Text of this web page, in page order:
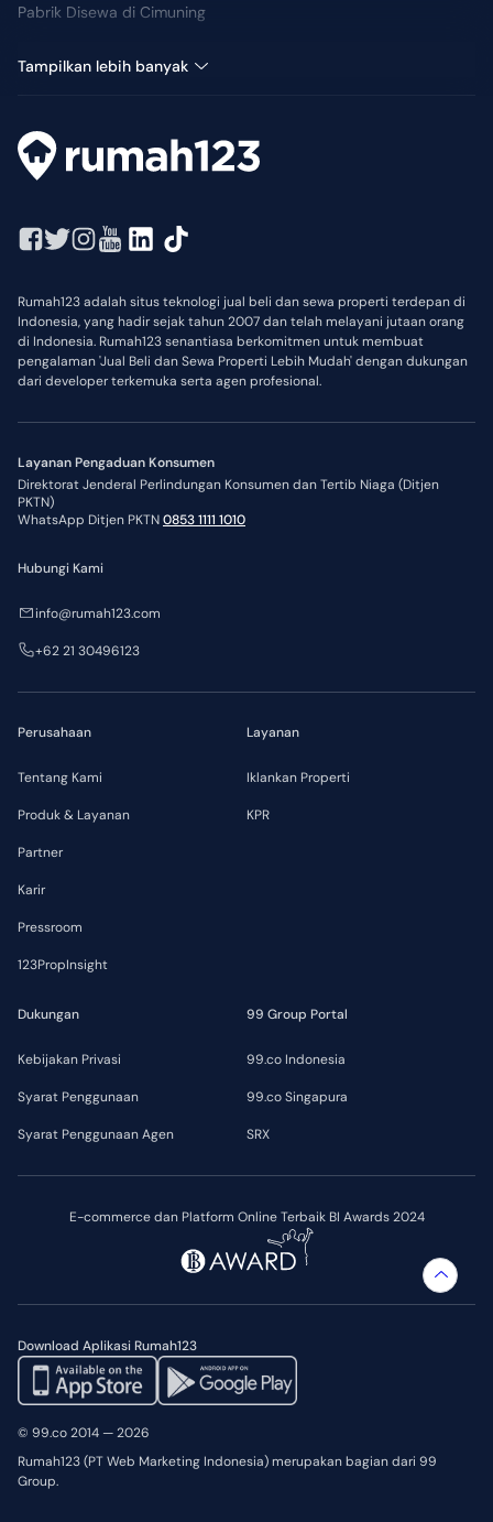
Pabrik Disewa di Cimuning
Tampilkan lebih banyak
Rumah123 adalah situs teknologi jual beli dan sewa properti terdepan di
Indonesia, yang hadir sejak tahun 2007 dan telah melayani jutaan orang
di Indonesia. Rumah123 senantiasa berkomitmen untuk membuat
pengalaman 'Jual Beli dan Sewa Properti Lebih Mudah' dengan dukungan
dari developer terkemuka serta agen profesional.
Layanan Pengaduan Konsumen
Direktorat Jenderal Perlindungan Konsumen dan Tertib Niaga (Ditjen
PKTN)
WhatsApp Ditjen PKTN0853 1111 1010
E-commerce dan Platform Online Terbaik BI Awards 2024
Download Aplikasi Rumah123
Perusahaan
Tentang Kami
Produk & Layanan
Partner
Karir
Pressroom
123PropInsight
Layanan
Iklankan Properti
KPR
Dukungan
Kebijakan Privasi
Syarat Penggunaan
Syarat Penggunaan Agen
99 Group Portal
99.co Indonesia
99.co Singapura
SRX
Hubungi Kami
info@rumah123.com
+62 21 30496123
© 99.co 2014 — 2026
Rumah123 (PT Web Marketing Indonesia) merupakan bagian dari 99
Group.